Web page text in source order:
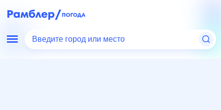
Введите город или место